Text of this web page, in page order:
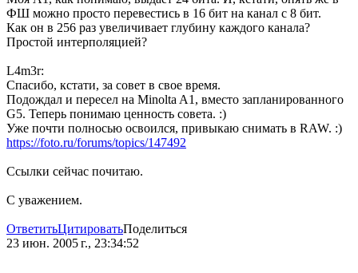
ФШ можно просто перевестись в 16 бит на канал с 8 бит.
Как он в 256 раз увеличивает глубину каждого канала?
Простой интерполяцией?
L4m3r:
Спасибо, кстати, за совет в свое время.
Подождал и пересел на Minolta A1, вместо запланированного
G5. Теперь понимаю ценность совета. :)
Уже почти полносью освоился, привыкаю снимать в RAW. :)
https://foto.ru/forums/topics/147492
Ссылки сейчас почитаю.
С уважением.
ОтветитьЦитироватьПоделиться
23 июн. 2005 г., 23:34:52